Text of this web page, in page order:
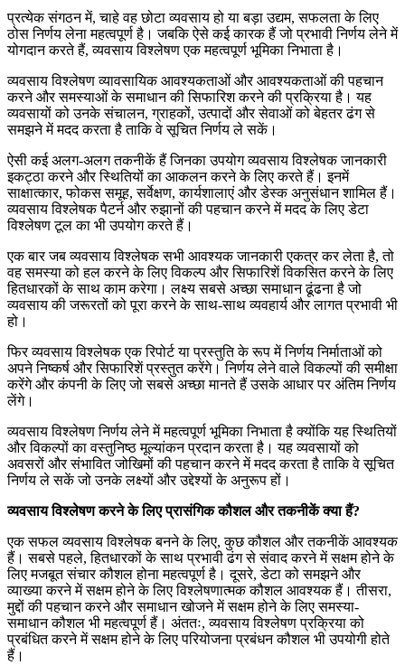
प्रत्येक संगठन में, चाहे वह छोटा व्यवसाय हो या बड़ा उद्यम, सफलता के लिए
ठोस निर्णय लेना महत्वपूर्ण है। जबकि ऐसे कई कारक हैं जो प्रभावी निर्णय लेने में
योगदान करते हैं, व्यवसाय विश्लेषण एक महत्वपूर्ण भूमिका निभाता है।
व्यवसाय विश्लेषण व्यावसायिक आवश्यकताओं और आवश्यकताओं की पहचान
करने और समस्याओं के समाधान की सिफारिश करने की प्रक्रिया है। यह
व्यवसायों को उनके संचालन, ग्राहकों, उत्पादों और सेवाओं को बेहतर ढंग से
समझने में मदद करता है ताकि वे सूचित निर्णय ले सकें।
ऐसी कई अलग-अलग तकनीकें हैं जिनका उपयोग व्यवसाय विश्लेषक जानकारी
इकट्ठा करने और स्थितियों का आकलन करने के लिए करते हैं। इनमें
साक्षात्कार, फोकस समूह, सर्वेक्षण, कार्यशालाएं और डेस्क अनुसंधान शामिल हैं।
व्यवसाय विश्लेषक पैटर्न और रुझानों की पहचान करने में मदद के लिए डेटा
विश्लेषण टूल का भी उपयोग करते हैं।
एक बार जब व्यवसाय विश्लेषक सभी आवश्यक जानकारी एकत्र कर लेता है, तो
वह समस्या को हल करने के लिए विकल्प और सिफारिशें विकसित करने के लिए
हितधारकों के साथ काम करेगा। लक्ष्य सबसे अच्छा समाधान ढूंढना है जो
व्यवसाय की जरूरतों को पूरा करने के साथ-साथ व्यवहार्य और लागत प्रभावी भी
हो।
फिर व्यवसाय विश्लेषक एक रिपोर्ट या प्रस्तुति के रूप में निर्णय निर्माताओं को
अपने निष्कर्ष और सिफारिशें प्रस्तुत करेंगे। निर्णय लेने वाले विकल्पों की समीक्षा
करेंगे और कंपनी के लिए जो सबसे अच्छा मानते हैं उसके आधार पर अंतिम निर्णय
लेंगे।
व्यवसाय विश्लेषण निर्णय लेने में महत्वपूर्ण भूमिका निभाता है क्योंकि यह स्थितियों
और विकल्पों का वस्तुनिष्ठ मूल्यांकन प्रदान करता है। यह व्यवसायों को
अवसरों और संभावित जोखिमों की पहचान करने में मदद करता है ताकि वे सूचित
निर्णय ले सकें जो उनके लक्ष्यों और उद्देश्यों के अनुरूप हों।
व्यवसाय विश्लेषण करने के लिए प्रासंगिक कौशल और तकनीकें क्या हैं?
एक सफल व्यवसाय विश्लेषक बनने के लिए, कुछ कौशल और तकनीकें आवश्यक
हैं। सबसे पहले, हितधारकों के साथ प्रभावी ढंग से संवाद करने में सक्षम होने के
लिए मजबूत संचार कौशल होना महत्वपूर्ण है। दूसरे, डेटा को समझने और
व्याख्या करने में सक्षम होने के लिए विश्लेषणात्मक कौशल आवश्यक हैं। तीसरा,
मुद्दों की पहचान करने और समाधान खोजने में सक्षम होने के लिए समस्या-
समाधान कौशल भी महत्वपूर्ण हैं। अंततः, व्यवसाय विश्लेषण प्रक्रिया को
प्रबंधित करने में सक्षम होने के लिए परियोजना प्रबंधन कौशल भी उपयोगी होते
हैं।